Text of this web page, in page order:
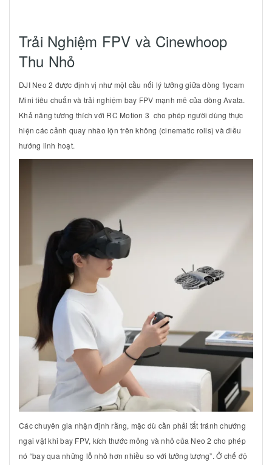
Trải Nghiệm FPV và Cinewhoop
Thu Nhỏ
DJI Neo 2 được định vị như một cầu nối lý tưởng giữa dòng flycam
Mini tiêu chuẩn và trải nghiệm bay FPV mạnh mẽ của dòng Avata.
Khả năng tương thích với RC Motion 3 cho phép người dùng thực
hiện các cảnh quay nhào lộn trên không (cinematic rolls) và điều
hướng linh hoạt.
Các chuyên gia nhận định rằng, mặc dù cần phải tắt tránh chướng
ngại vật khi bay FPV, kích thước mỏng và nhỏ của Neo 2 cho phép
nó “bay qua những lỗ nhỏ hơn nhiều so với tưởng tượng”. Ở chế độ